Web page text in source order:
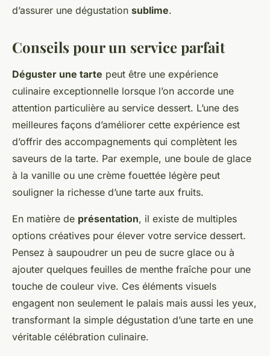
d’assurer une dégustation sublime.
Conseils pour un service parfait
Déguster une tarte peut être une expérience
culinaire exceptionnelle lorsque l’on accorde une
attention particulière au service dessert. L’une des
meilleures façons d’améliorer cette expérience est
d’offrir des accompagnements qui complètent les
saveurs de la tarte. Par exemple, une boule de glace
à la vanille ou une crème fouettée légère peut
souligner la richesse d’une tarte aux fruits.
En matière de présentation, il existe de multiples
options créatives pour élever votre service dessert.
Pensez à saupoudrer un peu de sucre glace ou à
ajouter quelques feuilles de menthe fraîche pour une
touche de couleur vive. Ces éléments visuels
engagent non seulement le palais mais aussi les yeux,
transformant la simple dégustation d’une tarte en une
véritable célébration culinaire.